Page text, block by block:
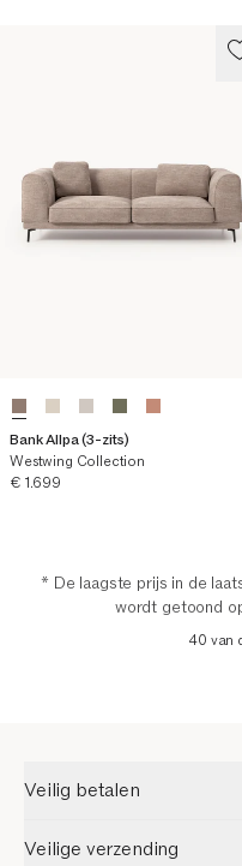
Bank Allpa (3-zits)
Westwing Collection
Huidige prijs
€ 1.699
* De laagste prijs in de
wordt getoond
40 van
Veilig betalen
Veilige verzending